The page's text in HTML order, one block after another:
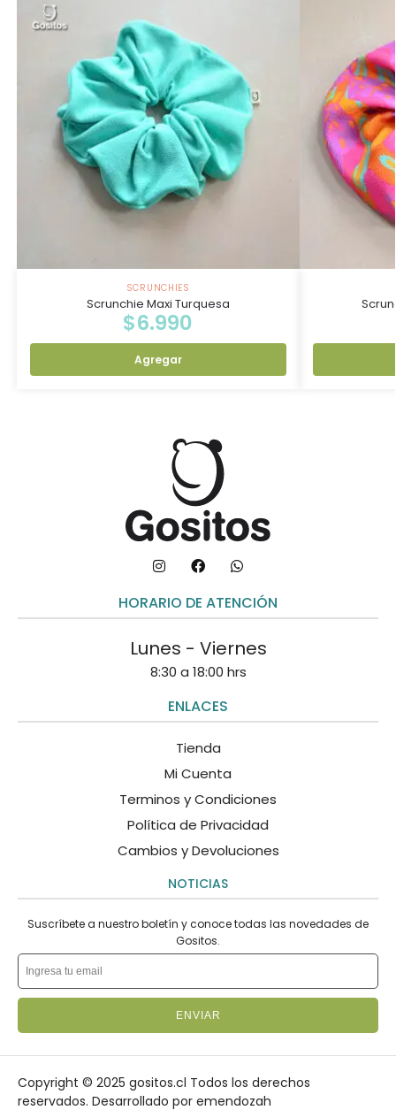
SCRUNCHIES
Scrunchie Maxi Turquesa
$6.990
Agregar
HORARIO DE ATENCIÓN
Lunes - Viernes
8:30 a 18:00 hrs
ENLACES
Tienda
Mi Cuenta
Terminos y Condiciones
Política de Privacidad
Cambios y Devoluciones
NOTICIAS
Suscríbete a nuestro boletín y conoce todas las novedades de
Gositos.
ENVIAR
Copyright © 2025 gositos.cl Todos los derechos
reservados. Desarrollado por emendozah